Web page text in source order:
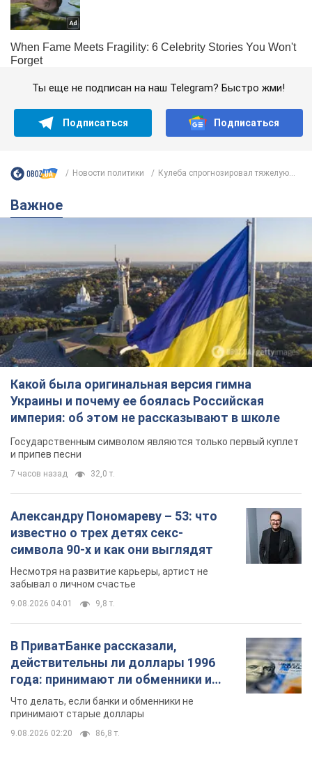
Ты еще не подписан на наш Telegram? Быстро жми!
Подписаться Подписаться
Новости политики Кулеба спрогнозировал тяжелую...
Важное
Какой была оригинальная версия гимна
Украины и почему ее боялась Российская
империя: об этом не рассказывают в школе
Государственным символом являются только первый куплет
и припев песни
7 часов назад 32,0 т.
Александру Пономареву – 53: что
известно о трех детях секс-
символа 90-х и как они выглядят
Несмотря на развитие карьеры, артист не
забывал о личном счастье
9.08.2026 04:01 9,8 т.
В ПриватБанке рассказали,
действительны ли доллары 1996
года: принимают ли обменники и
банки такие купюры
Что делать, если банки и обменники не
принимают старые доллары
9.08.2026 02:20 86,8 т.